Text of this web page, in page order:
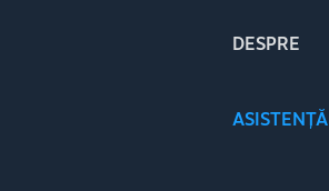
DESPRE
ASISTENȚĂ